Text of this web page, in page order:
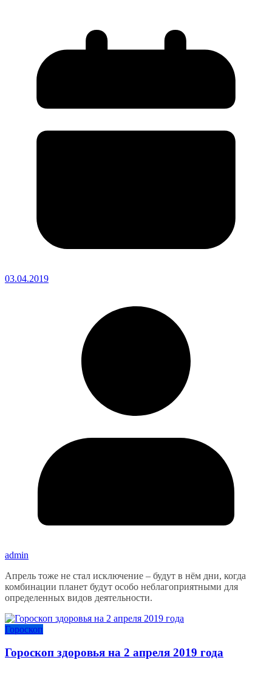
03.04.2019
admin
Апрель тоже не стал исключение – будут в нём дни, когда
комбинации планет будут особо неблагоприятными для
определенных видов деятельности.
Гороскоп
Гороскоп здоровья на 2 апреля 2019 года